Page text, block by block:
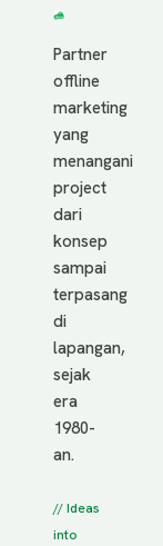
Partner
offline
marketing
yang
menangani
project
dari
konsep
sampai
terpasang
di
lapangan,
sejak
era
1980-
an.
// Ideas
into